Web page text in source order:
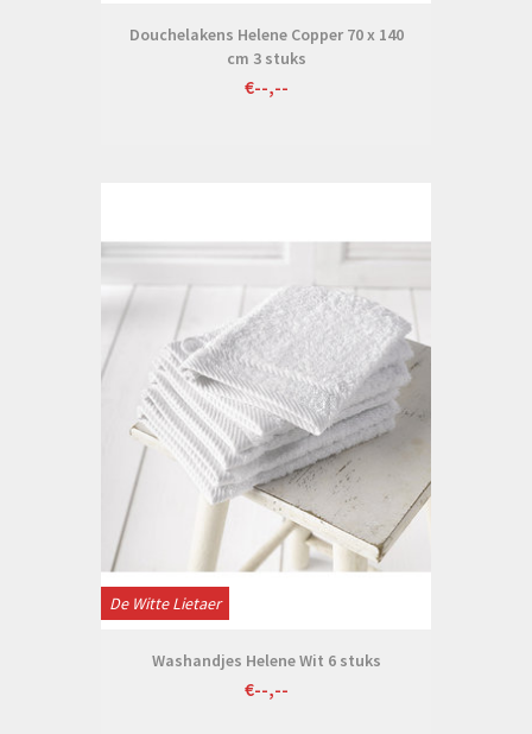
Douchelakens Helene Copper 70 x 140
cm 3 stuks
€--,--
De Witte Lietaer
Washandjes Helene Wit 6 stuks
€--,--